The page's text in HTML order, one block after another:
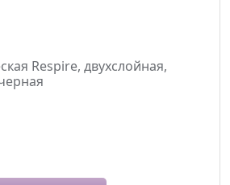
Respire, двухслойная,